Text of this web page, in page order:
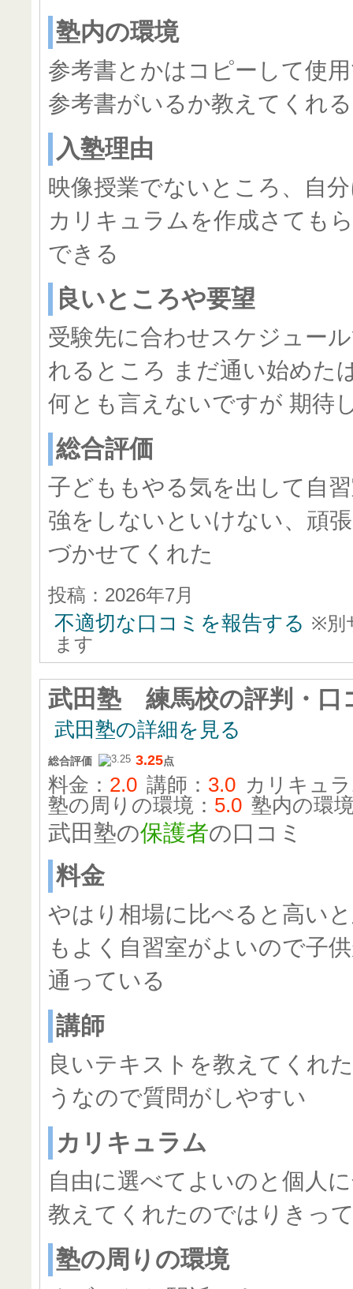
塾内の環境
参考書とかはコピーして使
参考書がいるか教えてくれる
入塾理由
映像授業でないところ、自
カリキュラムを作成さても
できる
良いところや要望
受験先に合わせスケジュー
れるところ まだ通い始めた
何とも言えないですが 期待
総合評価
子どももやる気を出して自
強をしないといけない、頑
づかせてくれた
投稿：2026年7月
不適切な口コミを報告する ※別
ます
武田塾 練馬校の評判・口
武田塾の詳細を見る
総合評価 3.25点
料金： 2.0 講師： 3.0 カリキュ
塾の周りの環境： 5.0 塾内の環
武田塾の保護者の口コミ
料金
やはり相場に比べると高い
もよく自習室がよいので子
通っている
講師
良いテキストを教えてくれ
うなので質問がしやすい
カリキュラム
自由に選べてよいのと個人
教えてくれたのではりきっ
塾の周りの環境